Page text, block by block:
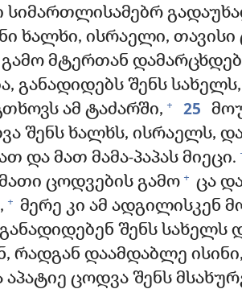
სიმართლისამებრ
ხალხი, ისრაელი, თავისი
მტერთან
განადიდებს შენს სახელს,
ამ ტაძარში, + 25
შენს ხალხს, ისრაელს,
და მათ მამა-პაპას მიეცი.
ცოდვების გამო + ცა
+ მერე კი ამ ადგილისკენ
შენს სახელს
რადგან დაამდაბლე ისინი,
ცოდვა შენს